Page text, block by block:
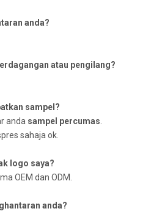
anda?
atau pengilang?
sampel?
anda sampel percumas
sahaja ok.
logo saya?
OEM dan ODM.
anda?